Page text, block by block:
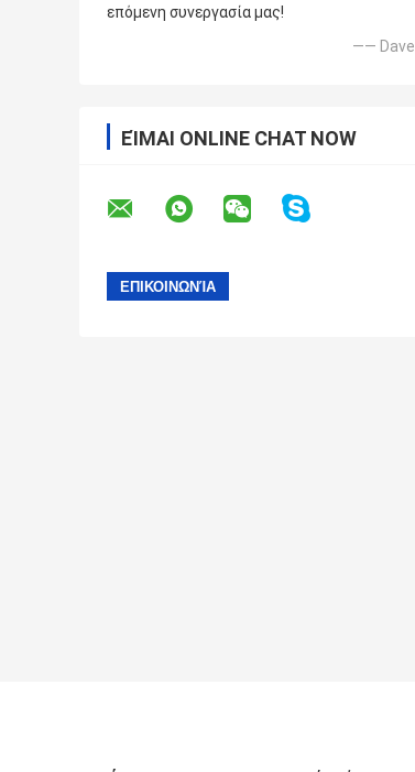
επόμενη συνεργασία μας!
—— Dave
ΕΊΜΑΙ ONLINE CHAT NOW